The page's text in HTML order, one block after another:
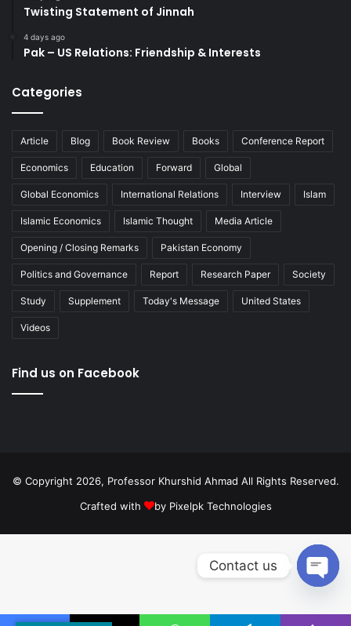
Twisting Statement of Jinnah
4 days ago
Pak – US Relations: Friendship & Interests
Categories
Article Blog Book Review Books Conference Report
Economics Education Forward Global
Global Economics International Relations Interview Islam
Islamic Economics Islamic Thought Media Article
Opening / Closing Remarks Pakistan Economy
Politics and Governance Report Research Paper Society
Study Supplement Today's Message United States
Videos
Find us on Facebook
© Copyright 2026, Professor Khurshid Ahmad All Rights Reserved.
Crafted with
by Pixelpk Technologies
Contact us